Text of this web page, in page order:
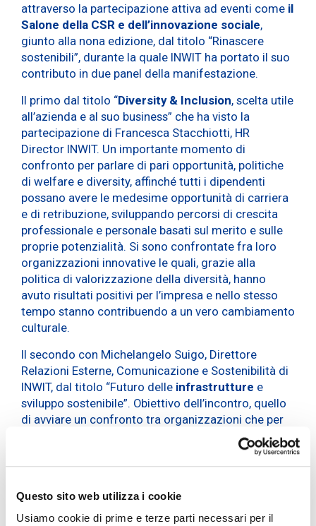
Questo sito web utilizza i cookie
Usiamo cookie di prime e terze parti necessari per il
attraverso la partecipazione attiva ad eventi come il
Salone della CSR e dell’innovazione sociale,
giunto alla nona edizione, dal titolo “Rinascere
sostenibili”, durante la quale INWIT ha portato il suo
contributo in due panel della manifestazione.
Il primo dal titolo “Diversity & Inclusion, scelta utile
all’azienda e al suo business” che ha visto la
partecipazione di Francesca Stacchiotti, HR
Director INWIT. Un importante momento di
confronto per parlare di pari opportunità, politiche
di welfare e diversity, affinché tutti i dipendenti
possano avere le medesime opportunità di carriera
e di retribuzione, sviluppando percorsi di crescita
professionale e personale basati sul merito e sulle
proprie potenzialità. Si sono confrontate fra loro
organizzazioni innovative le quali, grazie alla
politica di valorizzazione della diversità, hanno
avuto risultati positivi per l’impresa e nello stesso
tempo stanno contribuendo a un vero cambiamento
culturale.
Il secondo con Michelangelo Suigo, Direttore
Relazioni Esterne, Comunicazione e Sostenibilità di
INWIT, dal titolo “Futuro delle infrastrutture e
sviluppo sostenibile”. Obiettivo dell’incontro, quello
di avviare un confronto tra organizzazioni che per
la loro importanza ricoprono un ruolo strategico
nello sviluppo sostenibile del Paese. Innovazione,
ricerca e digitalizzazione come fattori
e sicure e per coniugare sviluppo economico e
qualità della vita. Conoscere le strategie di chi